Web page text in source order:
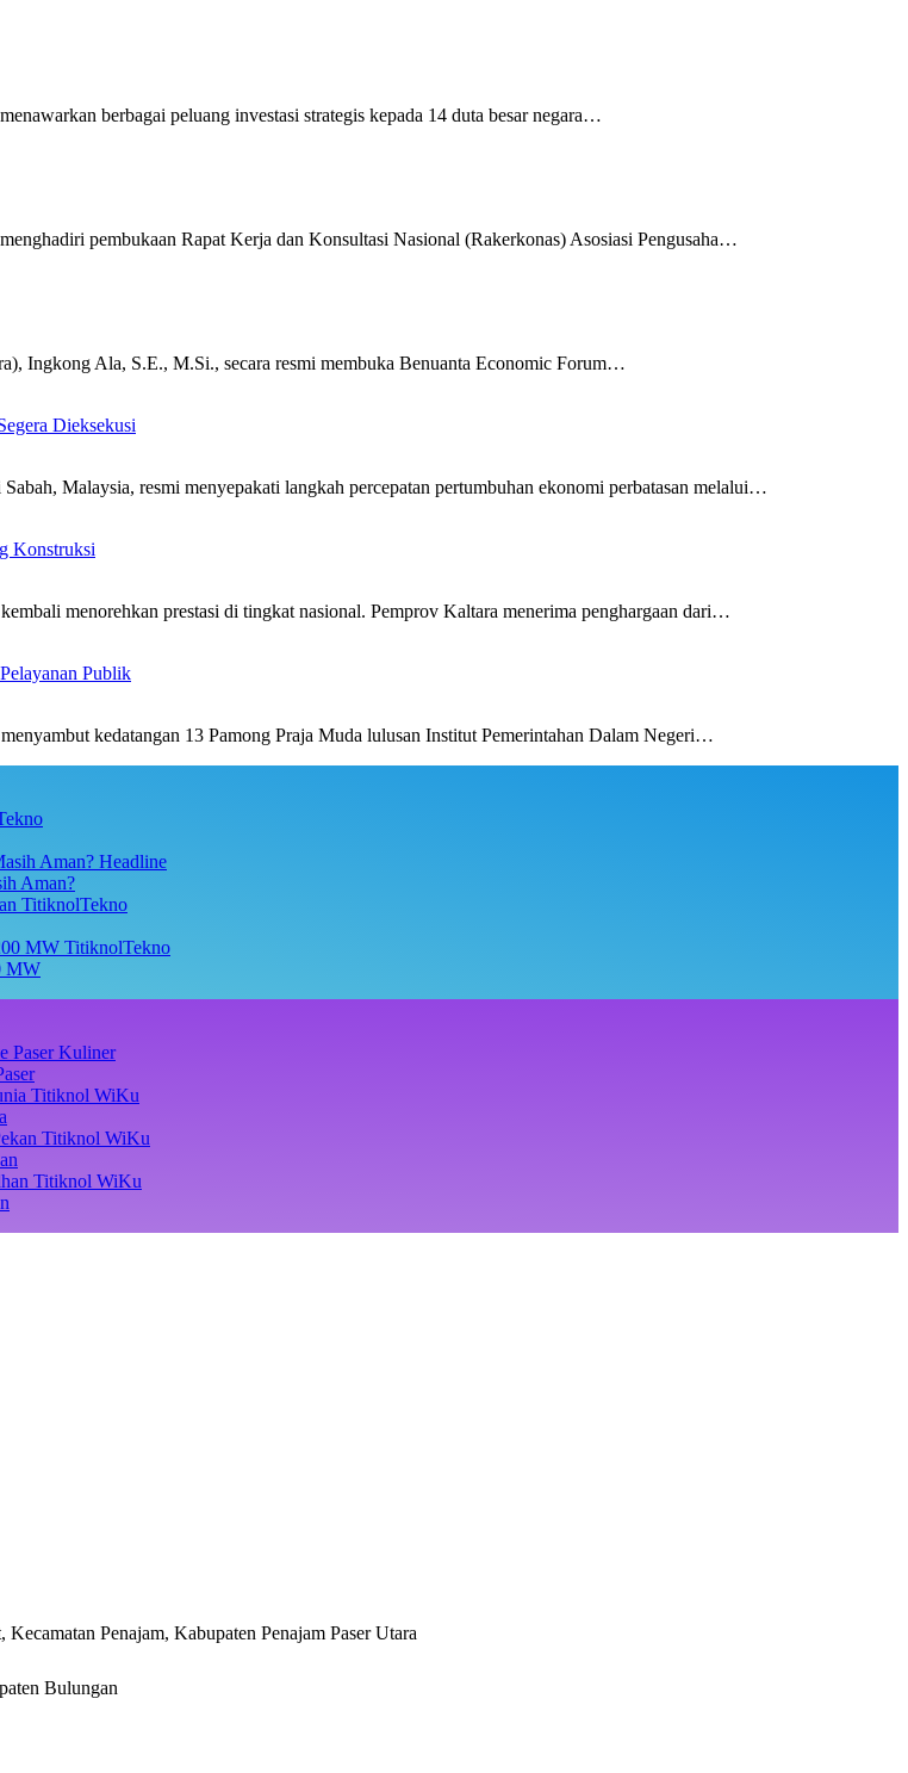
berbagai peluang investasi strategis kepada 14 duta besar negara…
pembukaan Rapat Kerja dan Konsultasi Nasional (Rakerkonas) Asosiasi Pengusaha…
Ala, S.E., M.Si., secara resmi membuka Benuanta Economic Forum…
Dieksekusi
Malaysia, resmi menyepakati langkah percepatan pertumbuhan ekonomi perbatasan melalui…
Konstruksi
menorehkan prestasi di tingkat nasional. Pemprov Kaltara menerima penghargaan dari…
Publik
kedatangan 13 Pamong Praja Muda lulusan Institut Pemerintahan Dalam Negeri…
Headline
Aman?
TitiknolTekno
TitiknolTekno
MW
Kuliner
Titiknol WiKu
Titiknol WiKu
Titiknol WiKu
Penajam, Kabupaten Penajam Paser Utara
Bulungan